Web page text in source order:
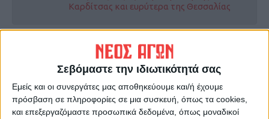
Σεβόμαστε την ιδιωτικότητά σας
Εμείς και οι συνεργάτες μας αποθηκεύουμε και/ή έχουμε
πρόσβαση σε πληροφορίες σε μια συσκευή, όπως τα cookies,
και επεξεργαζόμαστε προσωπικά δεδομένα, όπως μοναδικοί
Καρδίτσας και ευρύτερα της Θεσσαλίας
ΠΡΟΗΓΟΥΜΕΝΟ ΑΡΘΡΟ
«Έπεσαν» οι υπογραφές για
τον πολυχώρο Κοινωνικής
Αλληλεγγύης
Στενό πρέσινγκ 1/4/2023